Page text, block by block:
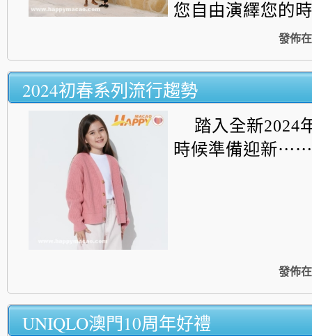
您自由演繹您的
發佈在
2024初春系列流行趨勢
踏入全新2024
時候準備迎新⋯⋯
發佈在
UNIQLO澳門10周年好禮